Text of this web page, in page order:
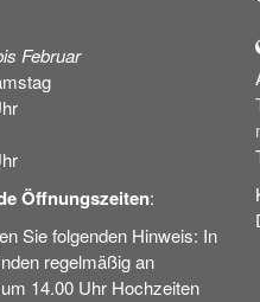
Februar
Öffnungszeiten:
Sie folgenden Hinweis: In
regelmäßig an
14.00 Uhr Hochzeiten